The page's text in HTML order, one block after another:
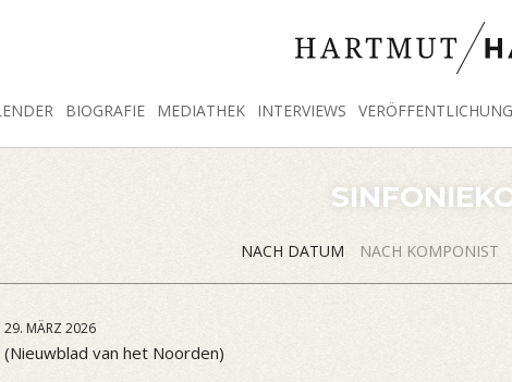
BIOGRAFIE MEDIATHEK INTERVIEWS
NACH DATUM NACH KOMPONIST
29. MÄRZ 2026
(Nieuwblad van het Noorden)